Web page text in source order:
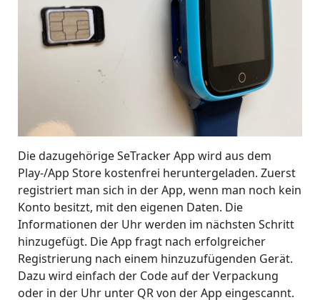
Die dazugehörige SeTracker App wird aus dem
Play-/App Store kostenfrei heruntergeladen. Zuerst
registriert man sich in der App, wenn man noch kein
Konto besitzt, mit den eigenen Daten. Die
Informationen der Uhr werden im nächsten Schritt
hinzugefügt. Die App fragt nach erfolgreicher
Registrierung nach einem hinzuzufügenden Gerät.
Dazu wird einfach der Code auf der Verpackung
oder in der Uhr unter QR von der App eingescannt.